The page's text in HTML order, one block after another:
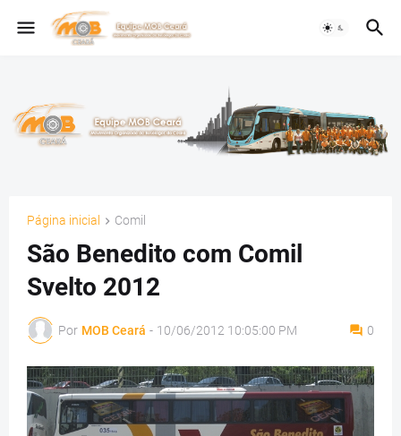
Página inicial Comil
São Benedito com Comil
Svelto 2012
Por MOB Ceará - 10/06/2012 10:05:00 PM 0